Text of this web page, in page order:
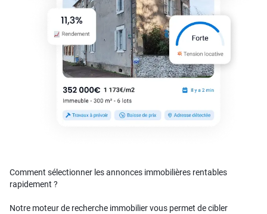
Comment sélectionner les annonces immobilières rentables
rapidement ?
Notre moteur de recherche immobilier vous permet de cibler